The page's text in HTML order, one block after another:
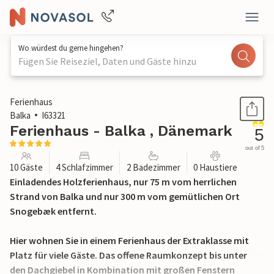
Wo würdest du gerne hingehen?
Fügen Sie Reiseziel, Daten und Gäste hinzu
1 / 27
Ferienhaus
Balka
I63321
Ferienhaus - Balka , Dänemark 5
out of 5
10 Gäste 4 Schlafzimmer 2 Badezimmer 0 Haustiere
Einladendes Holzferienhaus, nur 75 m vom herrlichen
Strand von Balka und nur 300 m vom gemütlichen Ort
Snogebæk entfernt.
Hier wohnen Sie in einem Ferienhaus der Extraklasse mit
Platz für viele Gäste. Das offene Raumkonzept bis unter
den Dachgiebel in Kombination mit großen Fenstern